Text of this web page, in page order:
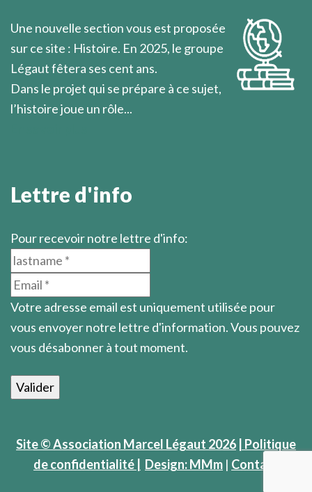
Une nouvelle section vous est proposée
sur ce site : Histoire. En 2025, le groupe
Légaut fêtera ses cent ans.
Dans le projet qui se prépare à ce sujet,
l’histoire joue un rôle...
Lettre d'info
Pour recevoir notre lettre d'info:
Votre adresse email est uniquement utilisée pour
vous envoyer notre lettre d'information. Vous pouvez
vous désabonner à tout moment.
Site © Association Marcel Légaut 2026 | Politique
de confidentialité |
Design: MMm | Contact